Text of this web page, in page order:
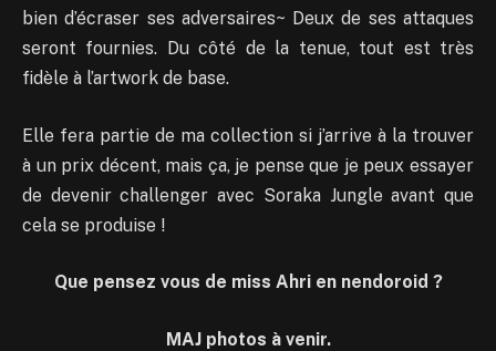
bien d’écraser ses adversaires~ Deux de ses attaques
seront fournies. Du côté de la tenue, tout est très
fidèle à l’artwork de base.
Elle fera partie de ma collection si j’arrive à la trouver
à un prix décent, mais ça, je pense que je peux essayer
de devenir challenger avec Soraka Jungle avant que
cela se produise !
Que pensez vous de miss Ahri en nendoroid ?
MAJ photos à venir.